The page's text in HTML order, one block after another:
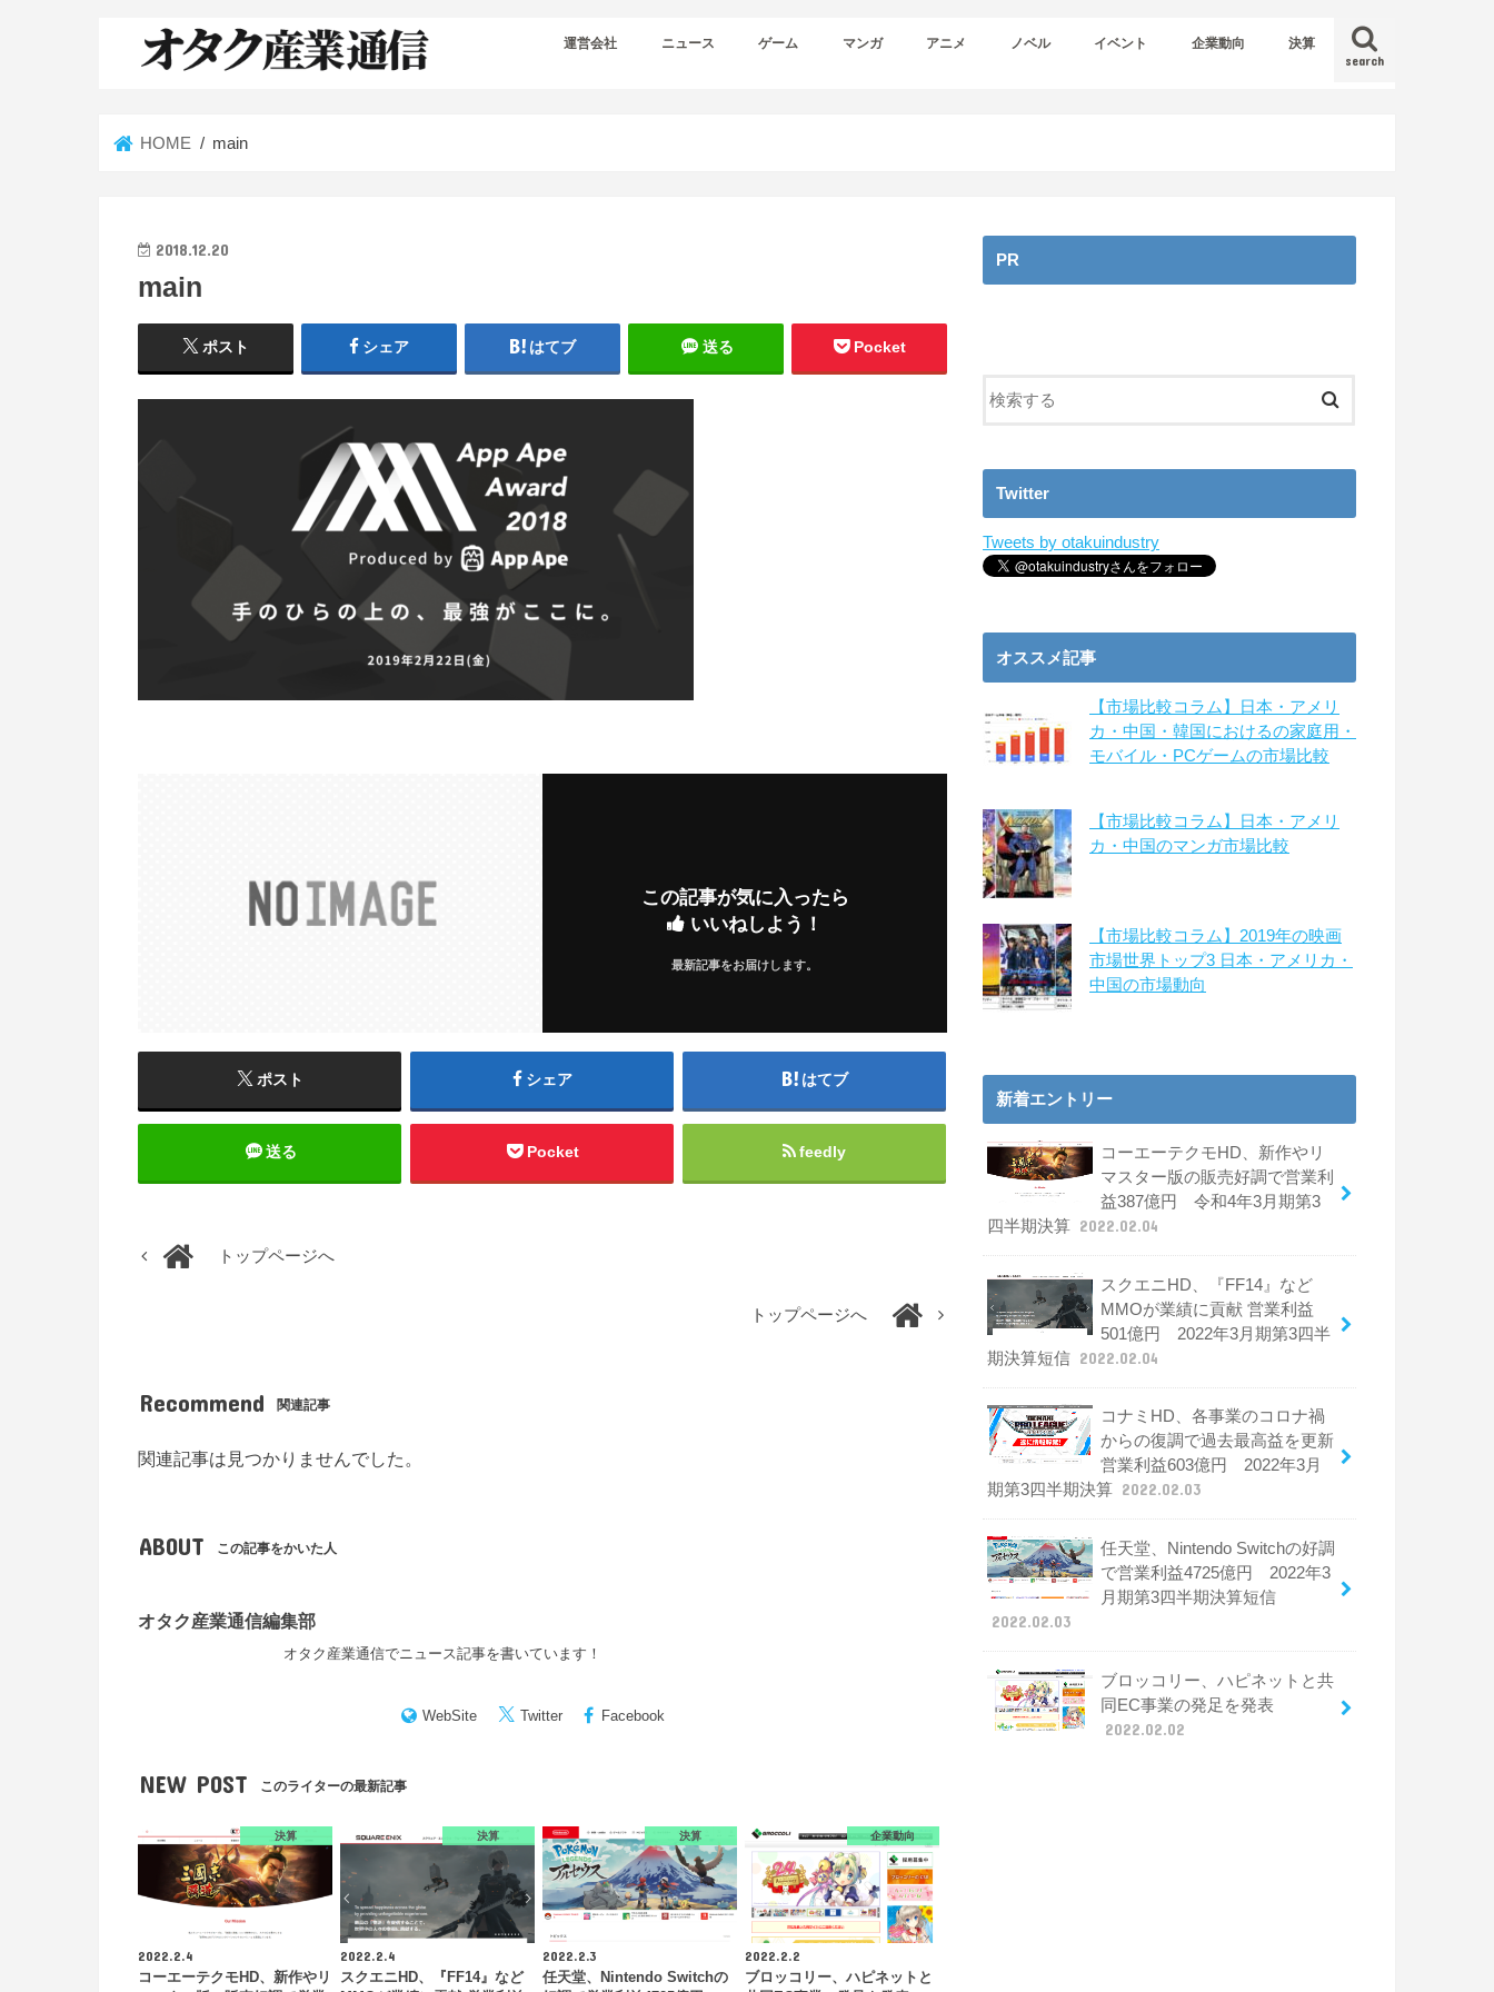
search
運営会社 ニュース ゲーム マンガ アニメ ノベル イベント 企業動向 決算
HOME main
2018.12.20
main
ポスト シェア はてブ 送る Pocket
この記事が気に入ったら
いいねしよう！
最新記事をお届けします。
ポスト シェア はてブ
送る Pocket feedly
トップページへ
トップページへ
Recommend 関連記事
関連記事は見つかりませんでした。
ABOUT この記事をかいた人
オタク産業通信編集部
オタク産業通信でニュース記事を書いています！
WebSite Twitter Facebook
NEW POST このライターの最新記事
決算
2022.2.4
コーエーテクモHD、新作やリ
決算
2022.2.4
スクエニHD、『FF14』など
決算
2022.2.3
任天堂、Nintendo Switchの
企業動向
2022.2.2
ブロッコリー、ハピネットと
PR
Twitter
Tweets by otakuindustry
オススメ記事
【市場比較コラム】日本・アメリ
カ・中国・韓国におけるの家庭用・
モバイル・PCゲームの市場比較
【市場比較コラム】日本・アメリ
カ・中国のマンガ市場比較
【市場比較コラム】2019年の映画
市場世界トップ3 日本・アメリカ・
中国の市場動向
新着エントリー
コーエーテクモHD、新作やリ
マスター版の販売好調で営業利
益387億円 令和4年3月期第3
四半期決算 2022.02.04
スクエニHD、『FF14』など
MMOが業績に貢献 営業利益
501億円 2022年3月期第3四半
期決算短信 2022.02.04
コナミHD、各事業のコロナ禍
からの復調で過去最高益を更新
営業利益603億円 2022年3月
期第3四半期決算 2022.02.03
任天堂、Nintendo Switchの好調
で営業利益4725億円 2022年3
月期第3四半期決算短信
2022.02.03
ブロッコリー、ハピネットと共
同EC事業の発足を発表
2022.02.02